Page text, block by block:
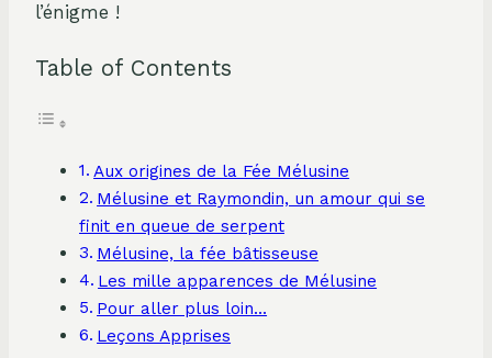
l’énigme !
Table of Contents
Aux origines de la Fée Mélusine
Mélusine et Raymondin, un amour qui se
finit en queue de serpent
Mélusine, la fée bâtisseuse
Les mille apparences de Mélusine
Pour aller plus loin…
Leçons Apprises